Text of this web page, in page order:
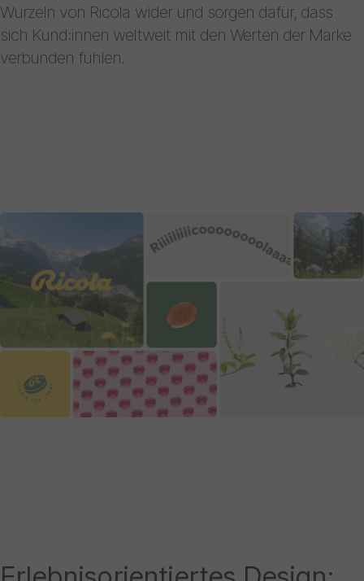
Wurzeln von Ricola wider und sorgen dafür, dass
sich Kund:innen weltweit mit den Werten der Marke
verbunden fühlen.